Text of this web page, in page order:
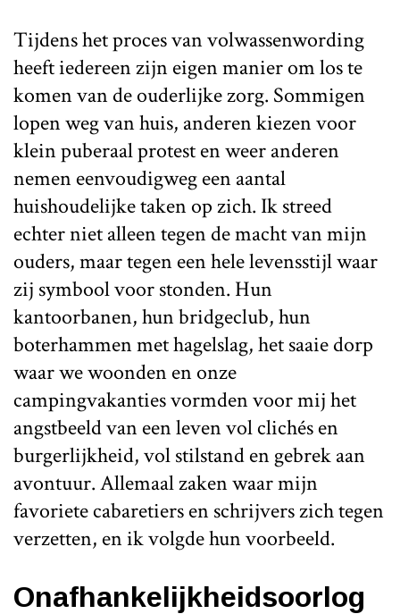
Tijdens het proces van volwassenwording
heeft iedereen zijn eigen manier om los te
komen van de ouderlijke zorg. Sommigen
lopen weg van huis, anderen kiezen voor
klein puberaal protest en weer anderen
nemen eenvoudigweg een aantal
huishoudelijke taken op zich. Ik streed
echter niet alleen tegen de macht van mijn
ouders, maar tegen een hele levensstijl waar
zij symbool voor stonden. Hun
kantoorbanen, hun bridgeclub, hun
boterhammen met hagelslag, het saaie dorp
waar we woonden en onze
campingvakanties vormden voor mij het
angstbeeld van een leven vol clichés en
burgerlijkheid, vol stilstand en gebrek aan
avontuur. Allemaal zaken waar mijn
favoriete cabaretiers en schrijvers zich tegen
verzetten, en ik volgde hun voorbeeld.
Onafhankelijkheidsoorlog